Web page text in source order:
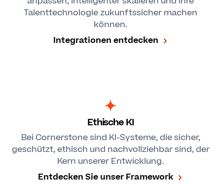
Talenttechnologie zukunftssicher machen
können.
Integrationen entdecken
Ethische KI
Bei Cornerstone sind KI-Systeme, die sicher,
geschützt, ethisch und nachvollziehbar sind, der
Kern unserer Entwicklung.
Entdecken Sie unser Framework